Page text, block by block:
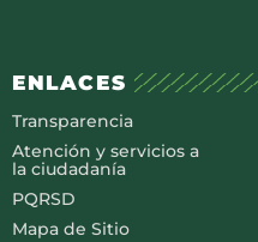
ENLACES
Transparencia
Atención y servicios a
la ciudadanía
PQRSD
Mapa de Sitio